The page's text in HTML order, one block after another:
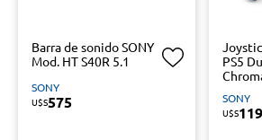
Barra de sonido SONY
Mod. HT S40R 5.1
SONY
U$S575
PS5
SONY
U$S119